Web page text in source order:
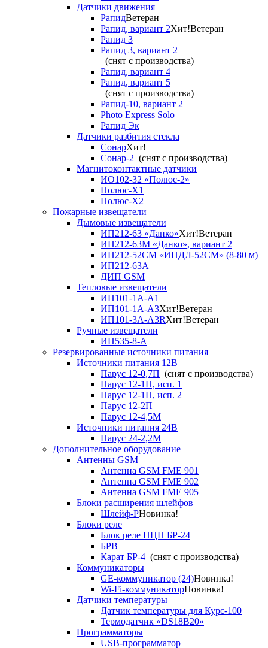
Датчики движения
РапидВетеран
Рапид, вариант 2Хит!Ветеран
Рапид 3
Рапид 3, вариант 2
(снят с производства)
Рапид, вариант 4
Рапид, вариант 5
(снят с производства)
Рапид-10, вариант 2
Photo Express Solo
Рапид Эк
Датчики разбития стекла
СонарХит!
Сонар-2 (снят с производства)
Магнитоконтактные датчики
ИО102-32 «Полюс-2»
Полюс-X1
Полюс-X2
Пожарные извещатели
Дымовые извещатели
ИП212-63 «Данко»Хит!Ветеран
ИП212-63М «Данко», вариант 2
ИП212-52СМ «ИПДЛ-52СМ» (8-80 м)
ИП212-63А
ДИП GSM
Тепловые извещатели
ИП101-1А-А1
ИП101-1А-А3Хит!Ветеран
ИП101-3А-А3RХит!Ветеран
Ручные извещатели
ИП535-8-А
Резервированные источники питания
Источники питания 12В
Парус 12-0,7П (снят с производства)
Парус 12-1П, исп. 1
Парус 12-1П, исп. 2
Парус 12-2П
Парус 12-4,5М
Источники питания 24В
Парус 24-2,2М
Дополнительное оборудование
Антенны GSM
Антенна GSM FME 901
Антенна GSM FME 902
Антенна GSM FME 905
Блоки расширения шлейфов
Шлейф-РНовинка!
Блоки реле
Блок реле ПЦН БР-24
БРВ
Карат БР-4 (снят с производства)
Коммуникаторы
GE-коммуникатор (24)Новинка!
Wi-Fi-коммуникаторНовинка!
Датчики температуры
Датчик температуры для Курс-100
Термодатчик «DS18B20»
Программаторы
USB-программатор